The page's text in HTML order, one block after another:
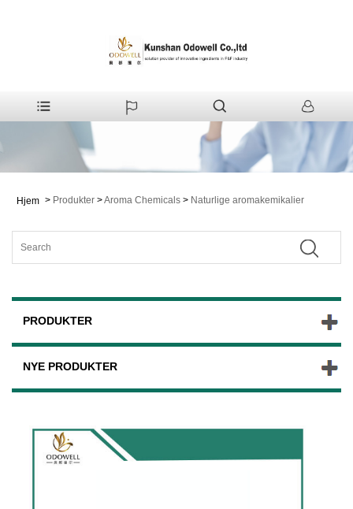
Hjem > Produkter >Aroma Chemicals > Naturlige aromakemikalier
PRODUKTER
NYE PRODUKTER